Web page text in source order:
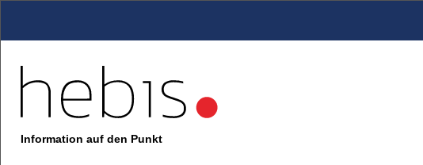
Information auf den Punkt